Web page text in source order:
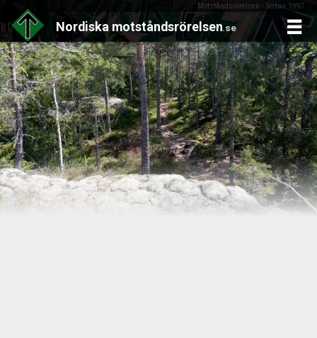
Motståndsrörelsen - Sedan 1997
Nordiska motståndsrörelsen.se
Skip
to
content